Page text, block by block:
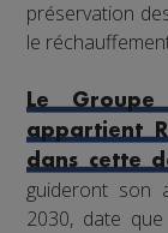
préservation
le
Le
appartient
dans cette
guideront son
2030, date